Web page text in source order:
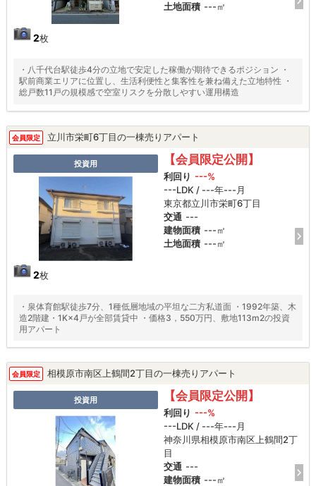
2枚
土地面積 ---㎡
・八千代台駅徒歩4分の立地で安定した稼働が期待できるポジション ・
駅前商業エリアに位置し、生活利便性と集客性を兼ね備えた立地特性 ・
総戸数11戸の規模感で空室リスクを分散しやすい運用構造
会員限定 立川市栄町6丁目の一棟売りアパート
投資用
2枚
【会員限定公開】
利回り ---%
---LDK / ---年---月
東京都立川市栄町6丁目
交通 ---
建物面積 ---㎡
土地面積 ---㎡
・泉体育館駅徒歩7分、1種低層地域の平坦な二方私道面 ・1992年築、木
造2階建・1K×4戸が全部賃貸中 ・価格3，550万円、敷地113m2の投資
用アパート
会員限定 相模原市南区上鶴間2丁目の一棟売りアパート
投資用 【会員限定公開】
利回り ---%
---LDK / ---年---月
神奈川県相模原市南区上鶴間2丁
目
交通 ---
建物面積 ---㎡